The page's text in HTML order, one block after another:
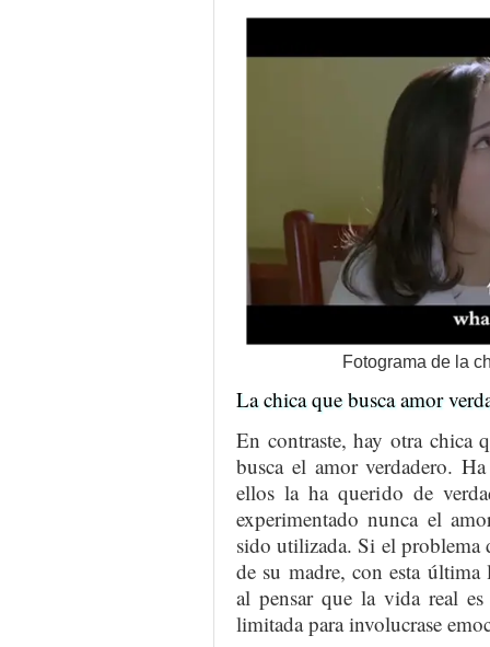
Fotograma de la
La chica que busca amor
En contraste, hay otra chica
busca el amor verdadero.
ellos la ha querido de
experimentado nunca el
sido utilizada. Si el problema
de su madre, con esta
al pensar que la vida real
limitada para involucrase